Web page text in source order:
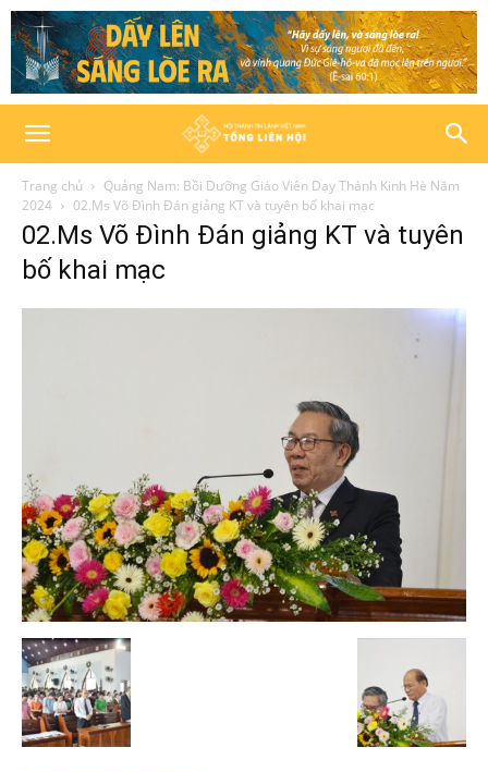
Trang chủ
Quảng Nam: Bồi Dưỡng Giáo Viên Dạy Thánh Kinh Hè Năm
2024
02.Ms Võ Đình Đán giảng KT và tuyên bố khai mạc
02.Ms Võ Đình Đán giảng KT và tuyên
bố khai mạc